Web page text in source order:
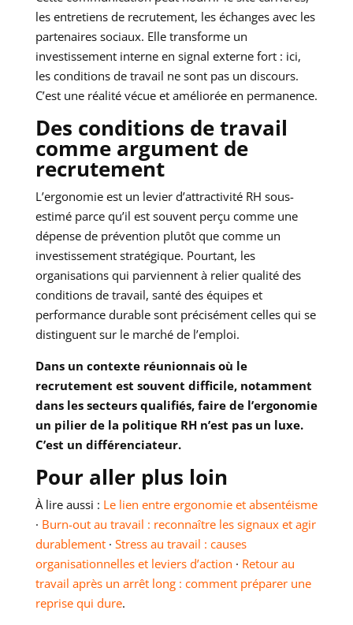
les entretiens de recrutement, les échanges avec les
partenaires sociaux. Elle transforme un
investissement interne en signal externe fort : ici,
les conditions de travail ne sont pas un discours.
C’est une réalité vécue et améliorée en permanence.
Des conditions de travail
comme argument de
recrutement
L’ergonomie est un levier d’attractivité RH sous-
estimé parce qu’il est souvent perçu comme une
dépense de prévention plutôt que comme un
investissement stratégique. Pourtant, les
organisations qui parviennent à relier qualité des
conditions de travail, santé des équipes et
performance durable sont précisément celles qui se
distinguent sur le marché de l’emploi.
Dans un contexte réunionnais où le
recrutement est souvent difficile, notamment
dans les secteurs qualifiés, faire de l’ergonomie
un pilier de la politique RH n’est pas un luxe.
C’est un différenciateur.
Pour aller plus loin
À lire aussi : Le lien entre ergonomie et absentéisme
· Burn-out au travail : reconnaître les signaux et agir
durablement· Stress au travail : causes
organisationnelles et leviers d’action · Retour au
travail après un arrêt long : comment préparer une
reprise qui dure.